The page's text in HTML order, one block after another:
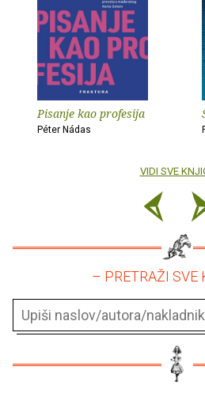
Pisanje kao profesija
Péter Nádas
VIDI SVE
– PRETRAŽI SVE